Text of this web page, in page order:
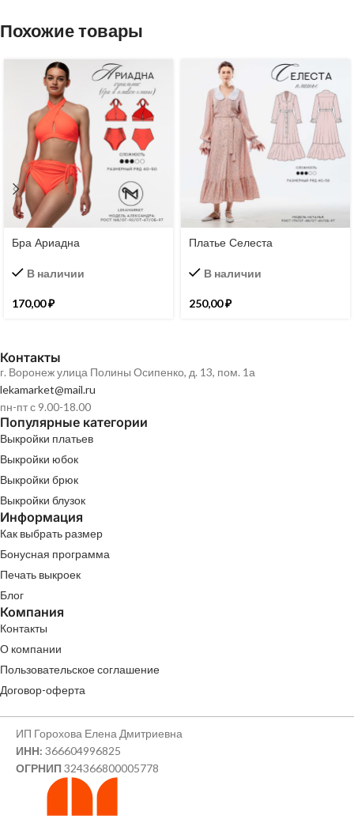
Похожие товары
Бра Ариадна
В наличии
170,00₽
Платье Селеста
В наличии
250,00₽
Контакты
г. Воронеж улица Полины Осипенко, д. 13, пом. 1а
lekamarket@mail.ru
пн-пт с 9.00-18.00
Популярные категории
Выкройки платьев
Выкройки юбок
Выкройки брюк
Выкройки блузок
Информация
Как выбрать размер
Бонусная программа
Печать выкроек
Блог
Компания
Контакты
О компании
Пользовательское соглашение
Договор-оферта
ИП Горохова Елена Дмитриевна
ИНН: 366604996825
ОГРНИП 324366800005778